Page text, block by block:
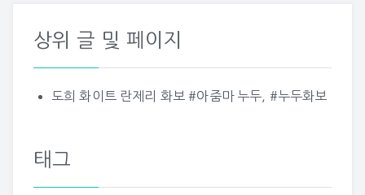
상위 글 및 페이지
도희 화이트 란제리 화보 #아줌마 누두, #누두화보
태그